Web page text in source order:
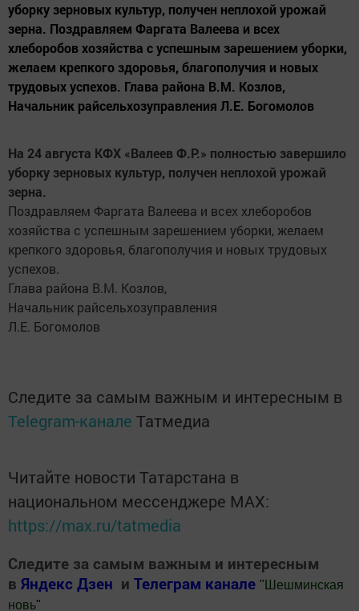
уборку зерновых культур, получен неплохой урожай
зерна. Поздравляем Фаргата Валеева и всех
хлеборобов хозяйства с успешным зарешением уборки,
желаем крепкого здоровья, благополучия и новых
трудовых успехов. Глава района В.М. Козлов,
Начальник райсельхозуправления Л.Е. Богомолов
На 24 августа КФХ «Валеев Ф.Р.» полностью завершило
уборку зерновых культур, получен неплохой урожай
зерна.
Поздравляем Фаргата Валеева и всех хлеборобов
хозяйства с успешным зарешением уборки, желаем
крепкого здоровья, благополучия и новых трудовых
успехов.
Глава района В.М. Козлов,
Начальник райсельхозуправления
Л.Е. Богомолов
Следите за самым важным и интересным в
Telegram-канале Татмедиа
Читайте новости Татарстана в
национальном мессенджере MАХ:
https://max.ru/tatmedia
Следите за самым важным и интересным
в Яндекс Дзен и Телеграм канале " Шешминская
новь"